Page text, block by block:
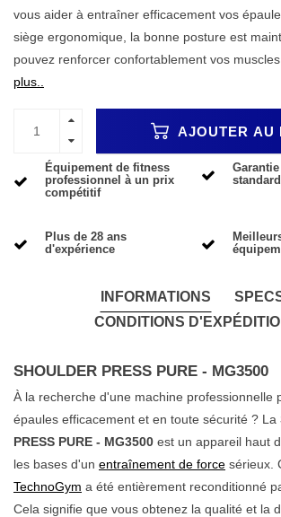
vous aider à entraîner efficacement vos
siège ergonomique, la bonne posture est
pouvez renforcer confortablement vos
plus..
AJOUTER AU
Équipement de fitness
professionnel à un prix
compétitif
standard
Plus de 28 ans
d'expérience
INFORMATIONS
CONDITIONS
SHOULDER PRESS PURE - MG3500
À la recherche d'une machine professionnelle
épaules efficacement et en toute sécurité ? La
PRESS PURE - MG3500 est un appareil haut
les bases d'un entraînement de force sérieux.
TechnoGym a été entièrement reconditionné
Cela signifie que vous obtenez la qualité et la